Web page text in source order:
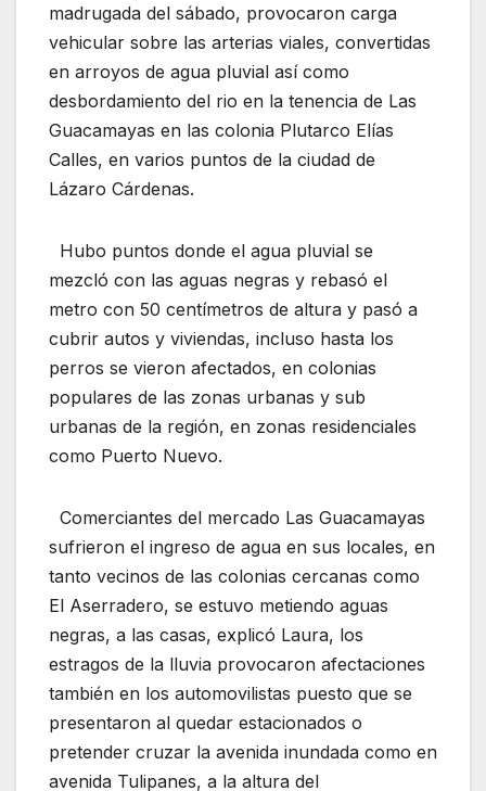
madrugada del sábado, provocaron carga
vehicular sobre las arterias viales, convertidas
en arroyos de agua pluvial así como
desbordamiento del rio en la tenencia de Las
Guacamayas en las colonia Plutarco Elías
Calles, en varios puntos de la ciudad de
Lázaro Cárdenas.
Hubo puntos donde el agua pluvial se
mezcló con las aguas negras y rebasó el
metro con 50 centímetros de altura y pasó a
cubrir autos y viviendas, incluso hasta los
perros se vieron afectados, en colonias
populares de las zonas urbanas y sub
urbanas de la región, en zonas residenciales
como Puerto Nuevo.
Comerciantes del mercado Las Guacamayas
sufrieron el ingreso de agua en sus locales, en
tanto vecinos de las colonias cercanas como
El Aserradero, se estuvo metiendo aguas
negras, a las casas, explicó Laura, los
estragos de la lluvia provocaron afectaciones
también en los automovilistas puesto que se
presentaron al quedar estacionados o
pretender cruzar la avenida inundada como en
avenida Tulipanes, a la altura del